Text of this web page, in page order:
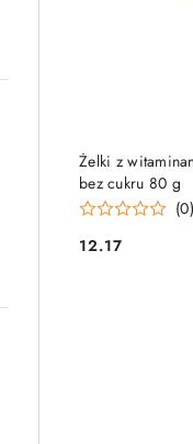
Żelki z
bez cukru 80 g
(0)
Cena:
12.17